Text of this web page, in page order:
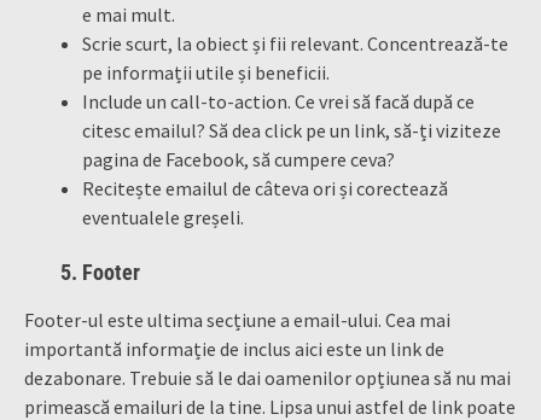
e mai mult.
Scrie scurt, la obiect și fii relevant. Concentrează-te
pe informații utile și beneficii.
Include un call-to-action. Ce vrei să facă după ce
citesc emailul? Să dea click pe un link, să-ți viziteze
pagina de Facebook, să cumpere ceva?
Recitește emailul de câteva ori și corectează
eventualele greșeli.
5. Footer
Footer-ul este ultima secțiune a email-ului. Cea mai
importantă informație de inclus aici este un link de
dezabonare. Trebuie să le dai oamenilor opțiunea să nu mai
primească emailuri de la tine. Lipsa unui astfel de link poate